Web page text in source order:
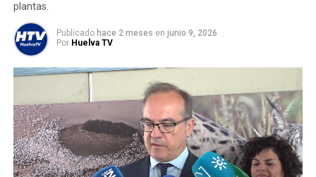
plantas.
Publicado hace 2 meses en junio 9, 2026
Por Huelva TV